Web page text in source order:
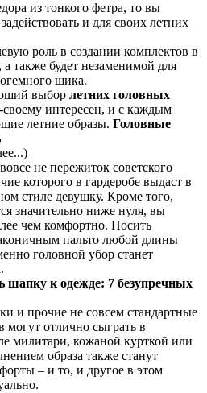
из тонкого фетра, то вы
и для своих летних
роль в создании комплектов в
а также будет незаменимой для
шика.
выбор летних головных
интересен, и с каждым
летние образы. Головные
не пережиток советского
которого в гардеробе выдаст в
стиле девушку. Кроме того,
значительно ниже нуля, вы
чем комфортно. Носить
пальто любой длины
головной убор станет
шапку к одежде: 7 безупречных
и прочие не совсем стандартные
отлично сыграть в
милитари, кожаной курткой или
образа также станут
– и то, и другое в этом